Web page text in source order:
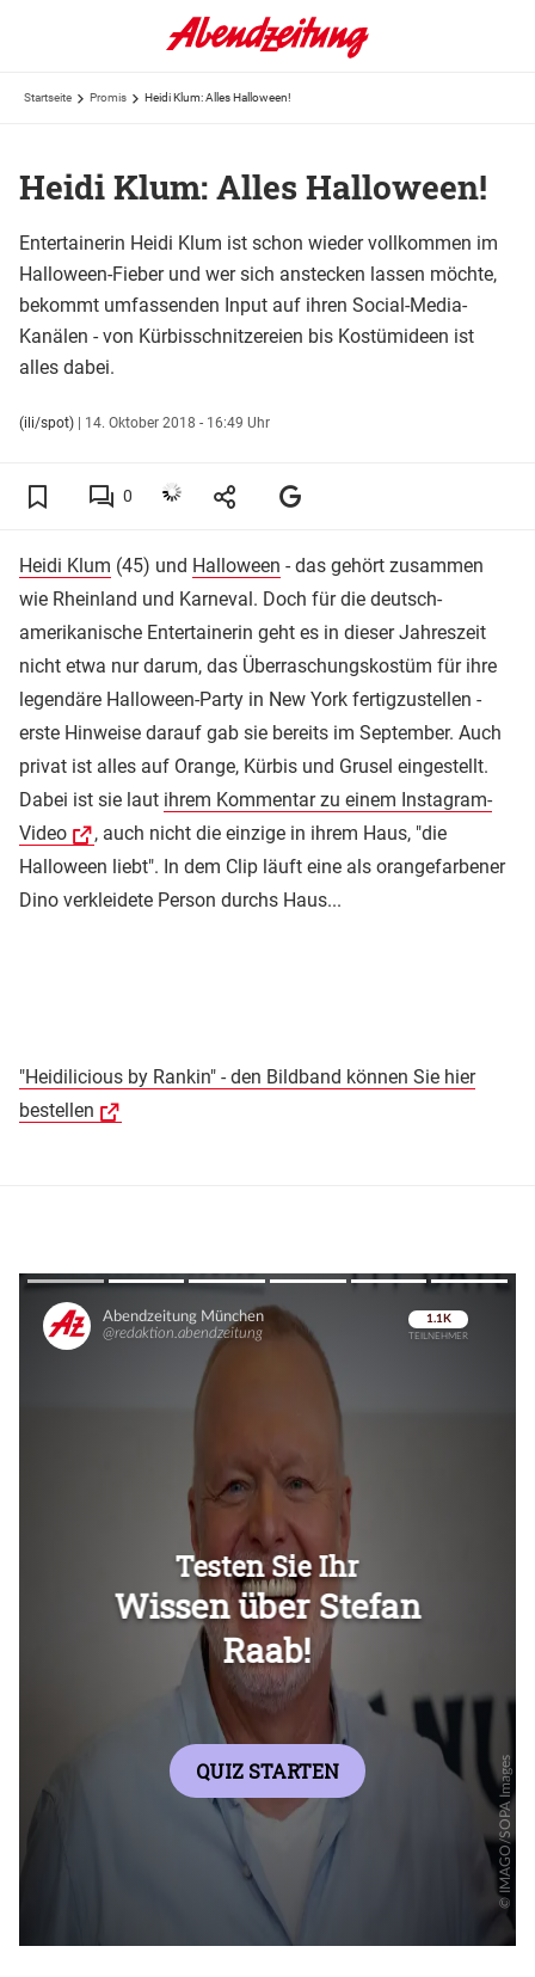
Startseite Promis Heidi Klum: Alles Halloween!
Heidi Klum: Alles Halloween!
Entertainerin Heidi Klum ist schon wieder vollkommen im
Halloween-Fieber und wer sich anstecken lassen möchte,
bekommt umfassenden Input auf ihren Social-Media-
Kanälen - von Kürbisschnitzereien bis Kostümideen ist
alles dabei.
(ili/spot) | 14. Oktober 2018 - 16:49 Uhr
0
Heidi Klum (45) und Halloween - das gehört zusammen
wie Rheinland und Karneval. Doch für die deutsch-
amerikanische Entertainerin geht es in dieser Jahreszeit
nicht etwa nur darum, das Überraschungskostüm für ihre
legendäre Halloween-Party in New York fertigzustellen -
erste Hinweise darauf gab sie bereits im September. Auch
privat ist alles auf Orange, Kürbis und Grusel eingestellt.
Dabei ist sie laut ihrem Kommentar zu einem Instagram-
Video
, auch nicht die einzige in ihrem Haus, "die
Halloween liebt". In dem Clip läuft eine als orangefarbener
Dino verkleidete Person durchs Haus...
"Heidilicious by Rankin" - den Bildband können Sie hier
bestellen
Überspringen
Überspringen